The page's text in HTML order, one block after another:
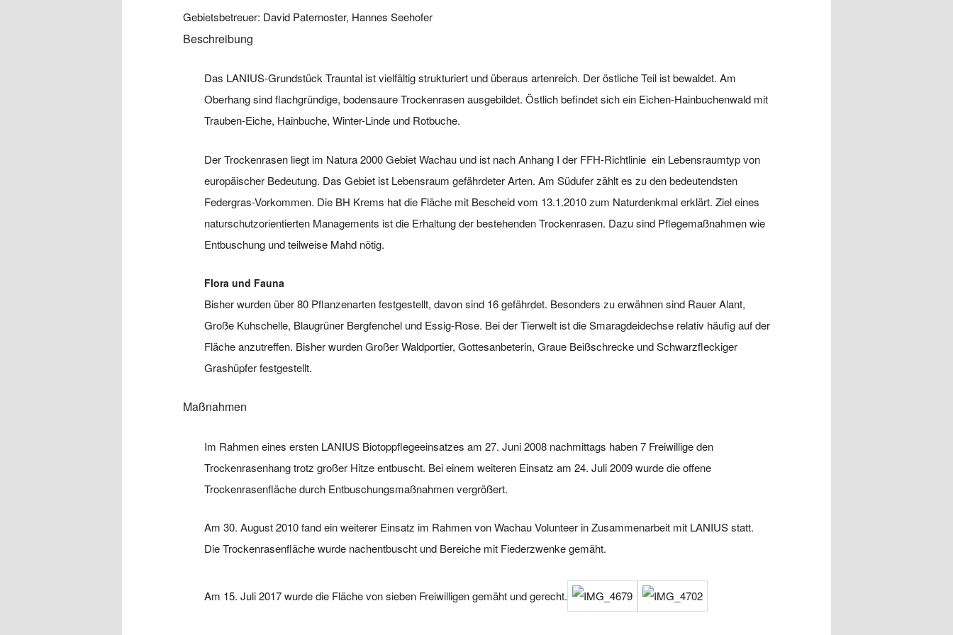
Gebietsbetreuer: David Paternoster, Hannes Seehofer
Beschreibung
Das LANIUS-Grundstück Trauntal ist vielfältig strukturiert und überaus artenreich. Der östliche Teil ist bewaldet. Am
Oberhang sind flachgründige, bodensaure Trockenrasen ausgebildet. Östlich befindet sich ein Eichen-Hainbuchenwald mit
Trauben-Eiche, Hainbuche, Winter-Linde und Rotbuche.
Der Trockenrasen liegt im Natura 2000 Gebiet Wachau und ist nach Anhang I der FFH-Richtlinie ein Lebensraumtyp von
europäischer Bedeutung. Das Gebiet ist Lebensraum gefährdeter Arten. Am Südufer zählt es zu den bedeutendsten
Federgras-Vorkommen. Die BH Krems hat die Fläche mit Bescheid vom 13.1.2010 zum Naturdenkmal erklärt. Ziel eines
naturschutzorientierten Managements ist die Erhaltung der bestehenden Trockenrasen. Dazu sind Pflegemaßnahmen wie
Entbuschung und teilweise Mahd nötig.
Flora und Fauna
Bisher wurden über 80 Pflanzenarten festgestellt, davon sind 16 gefährdet. Besonders zu erwähnen sind Rauer Alant,
Große Kuhschelle, Blaugrüner Bergfenchel und Essig-Rose. Bei der Tierwelt ist die Smaragdeidechse relativ häufig auf der
Fläche anzutreffen. Bisher wurden Großer Waldportier, Gottesanbeterin, Graue Beißschrecke und Schwarzfleckiger
Grashüpfer festgestellt.
Maßnahmen
Im Rahmen eines ersten LANIUS Biotoppflegeeinsatzes am 27. Juni 2008 nachmittags haben 7 Freiwillige den
Trockenrasenhang trotz großer Hitze entbuscht. Bei einem weiteren Einsatz am 24. Juli 2009 wurde die offene
Trockenrasenfläche durch Entbuschungsmaßnahmen vergrößert.
Am 30. August 2010 fand ein weiterer Einsatz im Rahmen von Wachau Volunteer in Zusammenarbeit mit LANIUS statt.
Die Trockenrasenfläche wurde nachentbuscht und Bereiche mit Fiederzwenke gemäht.
Am 15. Juli 2017 wurde die Fläche von sieben Freiwilligen gemäht und gerecht.